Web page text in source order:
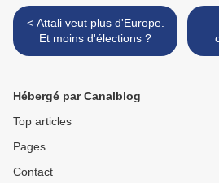
< Attali veut plus d'Europe.
Et moins d'élections ?
Hébergé par Canalblog
Top articles
Pages
Contact